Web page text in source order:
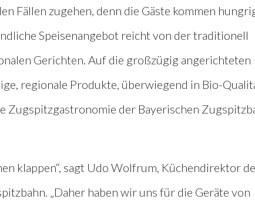
Fällen zugehen, denn die Gäste kommen
Speisenangebot reicht von der traditionell
Gerichten. Auf die großzügig angerichteten
regionale Produkte, überwiegend in Bio-
Zugspitzgastronomie der Bayerischen
klappen“, sagt Udo Wolfrum, Küchendirektor
„Daher haben wir uns für die Geräte von